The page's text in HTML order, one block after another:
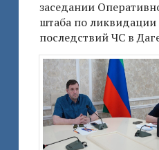
заседании
штаба по ликвидации
последствий ЧС в